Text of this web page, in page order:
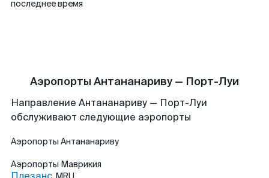
последнее время
Аэропорты Антананариву — Порт-Луи
Направление Антананариву — Порт-Луи
обслуживают следующие аэропорты
Аэропорты Антананариву
Аэропорты Маврикия